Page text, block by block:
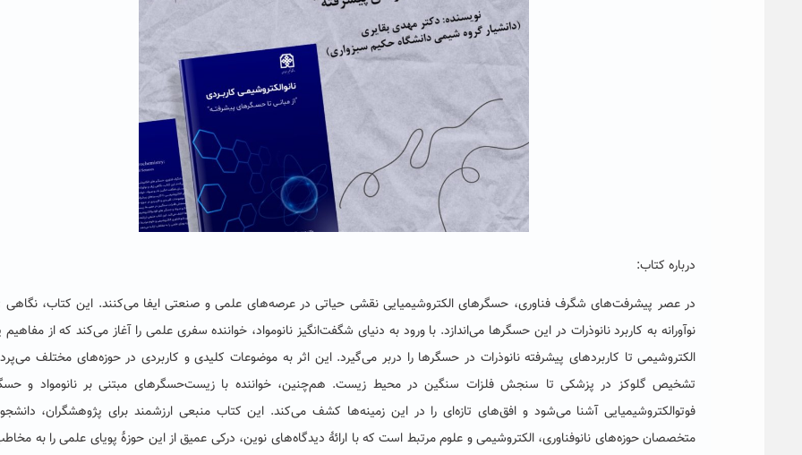
درباره کتاب:
در عصر پیشرفت‌های شگرف فناوری، حسگرهای الکتروشیمیایی نقشی حیاتی در عرصه‌های علمی و صنعتی ایفا می‌کنند. این کتاب، نگاهی
نوآورانه به کاربرد نانوذرات در این حسگرها می‌اندازد. با ورود به دنیای شگفت‌انگیز نانومواد، خواننده سفری علمی را آغاز می‌کند که از مفاهیم
الکتروشیمی تا کاربردهای پیشرفته نانوذرات در حسگرها را دربر می‌گیرد. این اثر به موضوعات کلیدی و کاربردی در حوزه‌های مختلف
تشخیص گلوکز در پزشکی تا سنجش فلزات سنگین در محیط زیست. هم‌چنین، خواننده با زیست‌حسگرهای مبتنی بر نانومواد و
فوتوالکتروشیمیایی آشنا می‌شود و افق‌های تازه‌ای را در این زمینه‌ها کشف می‌کند. این کتاب منبعی ارزشمند برای پژوهشگران،
متخصصان حوزه‌های نانوفناوری، الکتروشیمی و علوم مرتبط است که با ارائۀ دیدگاه‌های نوین، درکی عمیق از این حوزۀ پویای علمی را به مخاطب